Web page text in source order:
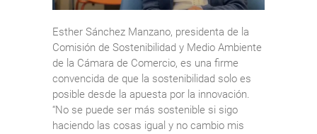
Esther Sánchez Manzano, presidenta de la
Comisión de Sostenibilidad y Medio Ambiente
de la Cámara de Comercio, es una firme
convencida de que la sostenibilidad solo es
posible desde la apuesta por la innovación.
“No se puede ser más sostenible si sigo
haciendo las cosas igual y no cambio mis